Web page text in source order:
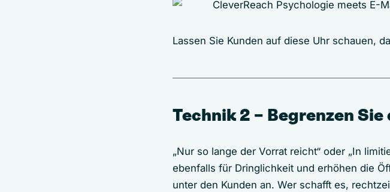
Lassen Sie Kunden auf diese Uhr schauen,
Technik 2 – Begrenzen
„Nur so lange der Vorrat reicht“ oder „In
ebenfalls für Dringlichkeit und erhöhen die
unter den Kunden an. Wer schafft es,